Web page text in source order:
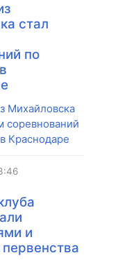
стал
по
и